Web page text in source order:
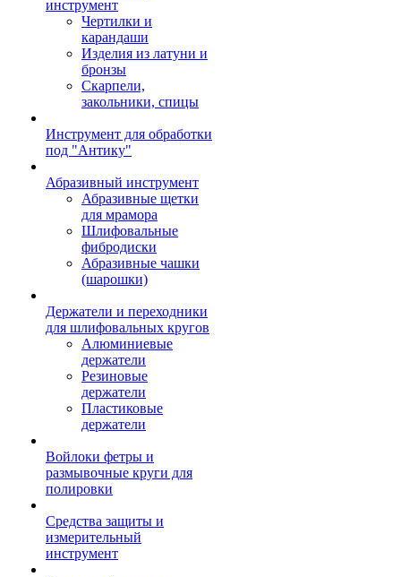
инструмент
Чертилки и
карандаши
Изделия из латуни и
бронзы
Скарпели,
закольники, спицы
Инструмент для обработки
под "Антику"
Абразивный инструмент
Абразивные щетки
для мрамора
Шлифовальные
фибродиски
Абразивные чашки
(шарошки)
Держатели и переходники
для шлифовальных кругов
Алюминиевые
держатели
Резиновые
держатели
Пластиковые
держатели
Войлоки фетры и
размывочные круги для
полировки
Средства защиты и
измерительный
инструмент